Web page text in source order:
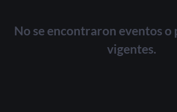
No se encontraron eventos o
vigentes.